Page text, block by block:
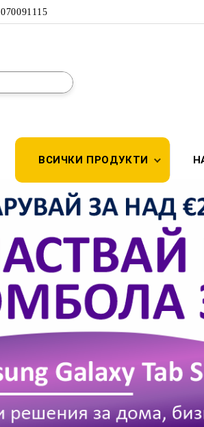
070091115
ВСИЧКИ ПРОДУКТИ